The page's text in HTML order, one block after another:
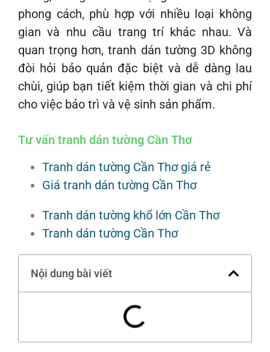
phong cách, phù hợp với nhiều loại không
gian và nhu cầu trang trí khác nhau. Và
quan trọng hơn, tranh dán tường 3D không
đòi hỏi bảo quản đặc biệt và dễ dàng lau
chùi, giúp bạn tiết kiệm thời gian và chi phí
cho việc bảo trì và vệ sinh sản phẩm.
Tư vấn tranh dán tường Cần Thơ
Tranh dán tường Cần Thơ giá rẻ
Giá tranh dán tường Cần Thơ
Tranh dán tường khổ lớn Cần Thơ
Tranh dán tường Cần Thơ
Nội dung bài viết